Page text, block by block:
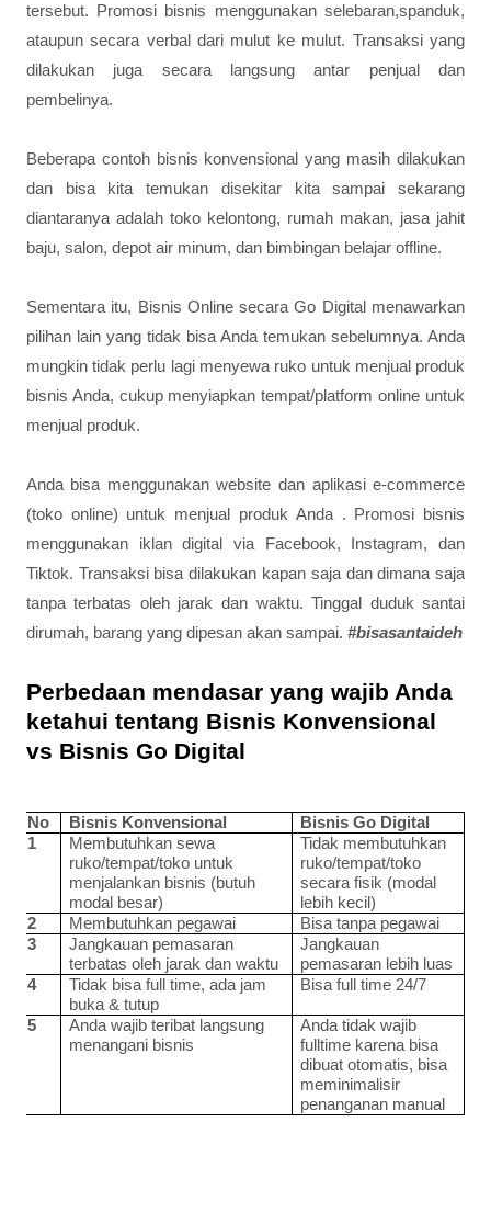
tersebut. Promosi bisnis menggunakan selebaran,spanduk,
ataupun secara verbal dari mulut ke mulut. Transaksi yang
dilakukan juga secara langsung antar penjual dan
pembelinya.
Beberapa contoh bisnis konvensional yang masih dilakukan
dan bisa kita temukan disekitar kita sampai sekarang
diantaranya adalah toko kelontong, rumah makan, jasa jahit
baju, salon, depot air minum, dan bimbingan belajar offline.
Sementara itu, Bisnis Online secara Go Digital menawarkan
pilihan lain yang tidak bisa Anda temukan sebelumnya. Anda
mungkin tidak perlu lagi menyewa ruko untuk menjual produk
bisnis Anda, cukup menyiapkan tempat/platform online untuk
menjual produk.
Anda bisa menggunakan website dan aplikasi e-commerce
(toko online) untuk menjual produk Anda . Promosi bisnis
menggunakan iklan digital via Facebook, Instagram, dan
Tiktok. Transaksi bisa dilakukan kapan saja dan dimana saja
tanpa terbatas oleh jarak dan waktu. Tinggal duduk santai
dirumah, barang yang dipesan akan sampai. #bisasantaideh
Perbedaan mendasar yang wajib Anda
ketahui tentang Bisnis Konvensional
vs Bisnis Go Digital
No Bisnis Konvensional
Bisnis Go Digital
1
Membutuhkan sewa
ruko/tempat/toko untuk
menjalankan bisnis (butuh
modal besar)
Tidak membutuhkan
ruko/tempat/toko
secara fisik (modal
lebih kecil)
2
Membutuhkan pegawai
Bisa tanpa pegawai
3
Jangkauan pemasaran
terbatas oleh jarak dan waktu
Jangkauan
pemasaran lebih luas
4
Tidak bisa full time, ada jam
buka & tutup
Bisa full time 24/7
5
Anda wajib teribat langsung
menangani bisnis
Anda tidak wajib
fulltime karena bisa
dibuat otomatis, bisa
meminimalisir
penanganan manual